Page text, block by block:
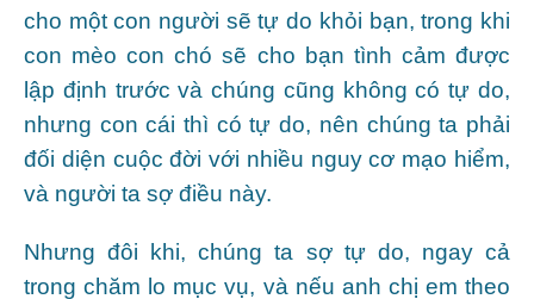
cho một con người sẽ tự do khỏi bạn, trong khi
con mèo con chó sẽ cho bạn tình cảm được
lập định trước và chúng cũng không có tự do,
nhưng con cái thì có tự do, nên chúng ta phải
đối diện cuộc đời với nhiều nguy cơ mạo hiểm,
và người ta sợ điều này.
Nhưng đôi khi, chúng ta sợ tự do, ngay cả
trong chăm lo mục vụ, và nếu anh chị em theo